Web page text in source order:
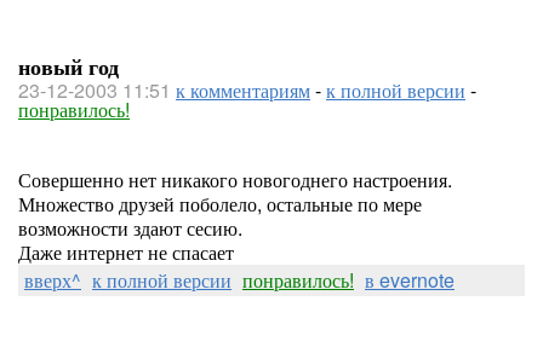
новый год
23-12-2003 11:51 к комментариям-к полной версии -
понравилось!
Совершенно нет никакого новогоднего настроения.
Множество друзей поболело, остальные по мере
возможности здают сесию.
Даже интернет не спасает
вверх^ к полной версии понравилось! в evernote